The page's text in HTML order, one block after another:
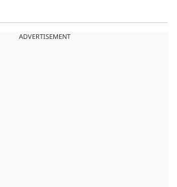
ADVERTISEMENT